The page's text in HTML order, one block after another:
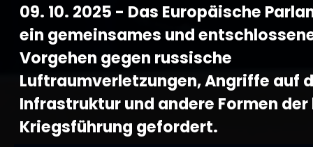
09. 10. 2025 - Das Europäische
ein gemeinsames und
Vorgehen gegen russische
Luftraumverletzungen, Angriffe auf
Infrastruktur und andere Formen
Kriegsführung gefordert.